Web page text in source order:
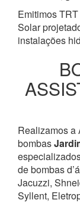
Emitimos
Solar
instalações
Realizamos a
bombas
de bombas
Jacuzzi,
Syllent,